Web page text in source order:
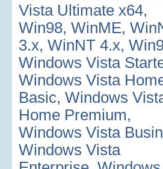
Vista Ultimate x64,
Win98, WinME,
3.x, WinNT 4.x,
Windows Vista
Windows Vista
Basic, Windows
Home Premium,
Windows Vista
Windows Vista